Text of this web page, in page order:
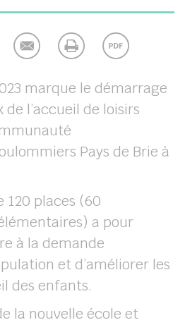
marque le démarrage
l’accueil de loisirs
Pays de Brie à
120 places (60
a pour
à la demande
et d’améliorer les
des enfants.
la nouvelle école et